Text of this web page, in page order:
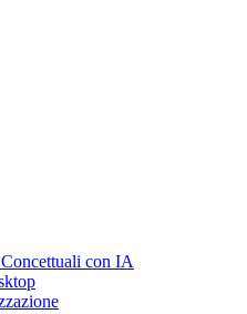
con IA